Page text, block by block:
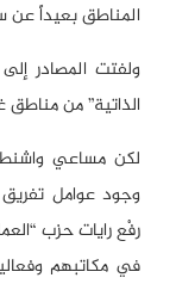
المناطق بعيداً عن
ولفتت المصادر
الذاتية” من
لكن مساعي
وجود عوامل تفريق
رفْع رايات حزب
في مكاتبهم